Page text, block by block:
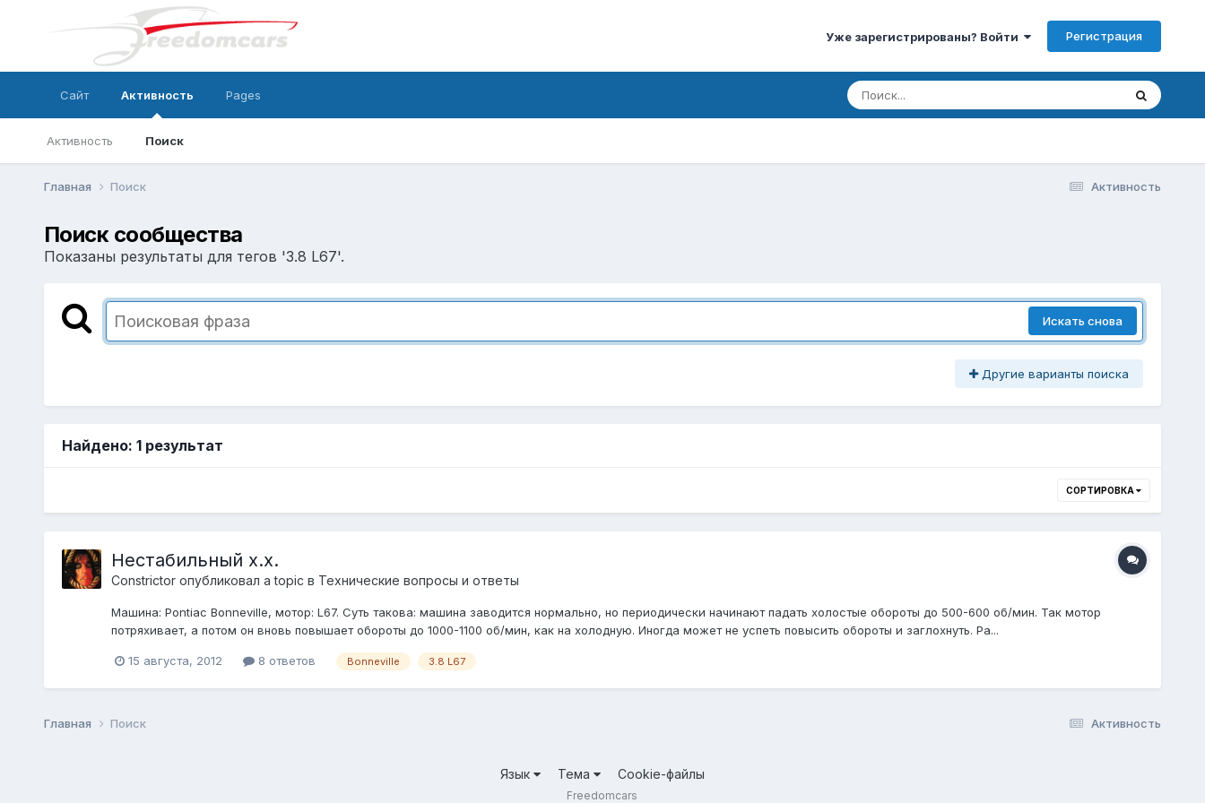
Уже зарегистрированы? Войти Регистрация
Сайт Активность
Активность Поиск
Pages
Активность
Главная Поиск
Поиск сообщества
Показаны результаты для тегов '3.8 L67'.
Искать снова
Другие варианты поиска
Найдено: 1 результат
СОРТИРОВКА
Нестабильный х.х.
Constrictorопубликовал a topic в Технические вопросы и ответы
Машина: Pontiac Bonneville, мотор: L67. Суть такова: машина заводится нормально, но периодически начинают падать холостые обороты до 500-600 об/мин. Так мотор
потряхивает, а потом он вновь повышает обороты до 1000-1100 об/мин, как на холодную. Иногда может не успеть повысить обороты и заглохнуть. Ра...
15 августа, 2012 8 ответов Bonneville 3.8 L67
Активность
Главная Поиск
Язык Тема Cookie-файлы
Freedomcars